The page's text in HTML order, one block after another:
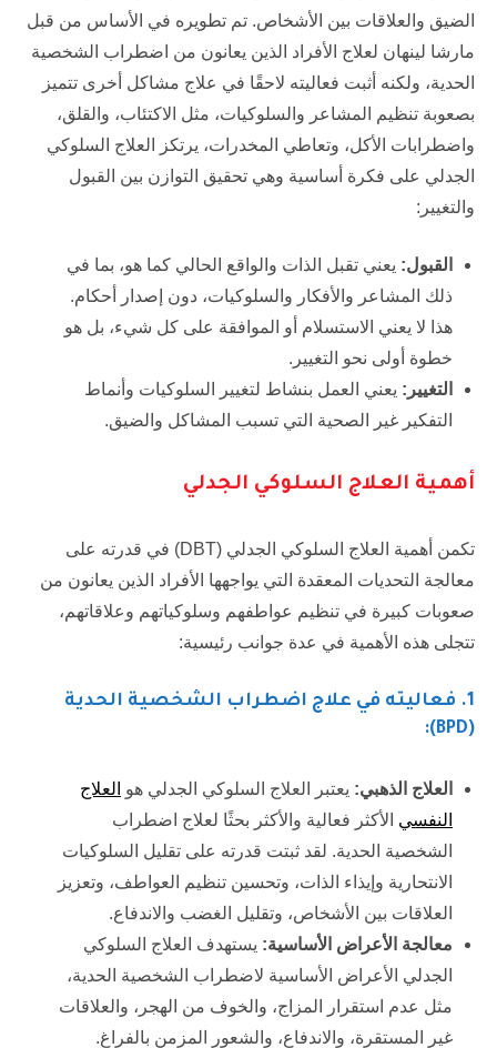
الضيق والعلاقات بين الأشخاص. تم تطويره في الأساس من قبل
مارشا لينهان لعلاج الأفراد الذين يعانون من اضطراب الشخصية
الحدية، ولكنه أثبت فعاليته لاحقًا في علاج مشاكل أخرى تتميز
بصعوبة تنظيم المشاعر والسلوكيات، مثل الاكتئاب، والقلق،
واضطرابات الأكل، وتعاطي المخدرات، يرتكز العلاج السلوكي
الجدلي على فكرة أساسية وهي تحقيق التوازن بين القبول
والتغيير:
القبول: يعني تقبل الذات والواقع الحالي كما هو، بما في
ذلك المشاعر والأفكار والسلوكيات، دون إصدار أحكام.
هذا لا يعني الاستسلام أو الموافقة على كل شيء، بل هو
خطوة أولى نحو التغيير.
التغيير: يعني العمل بنشاط لتغيير السلوكيات وأنماط
التفكير غير الصحية التي تسبب المشاكل والضيق.
أهمية العلاج السلوكي الجدلي
تكمن أهمية العلاج السلوكي الجدلي (DBT) في قدرته على
معالجة التحديات المعقدة التي يواجهها الأفراد الذين يعانون من
صعوبات كبيرة في تنظيم عواطفهم وسلوكياتهم وعلاقاتهم،
تتجلى هذه الأهمية في عدة جوانب رئيسية:
1. فعاليته في علاج اضطراب الشخصية الحدية
(BPD):
العلاج الذهبي: يعتبر العلاج السلوكي الجدلي هو العلاج
النفسي الأكثر فعالية والأكثر بحثًا لعلاج اضطراب
الشخصية الحدية. لقد ثبتت قدرته على تقليل السلوكيات
الانتحارية وإيذاء الذات، وتحسين تنظيم العواطف، وتعزيز
العلاقات بين الأشخاص، وتقليل الغضب والاندفاع.
معالجة الأعراض الأساسية: يستهدف العلاج السلوكي
الجدلي الأعراض الأساسية لاضطراب الشخصية الحدية،
مثل عدم استقرار المزاج، والخوف من الهجر، والعلاقات
غير المستقرة، والاندفاع، والشعور المزمن بالفراغ.